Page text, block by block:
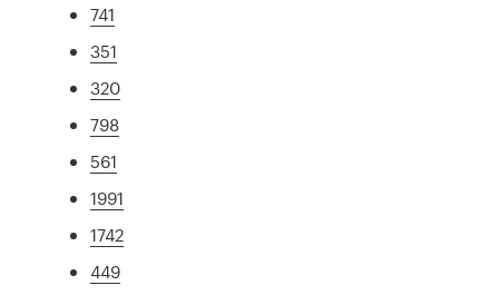
741
351
320
798
561
1991
1742
449